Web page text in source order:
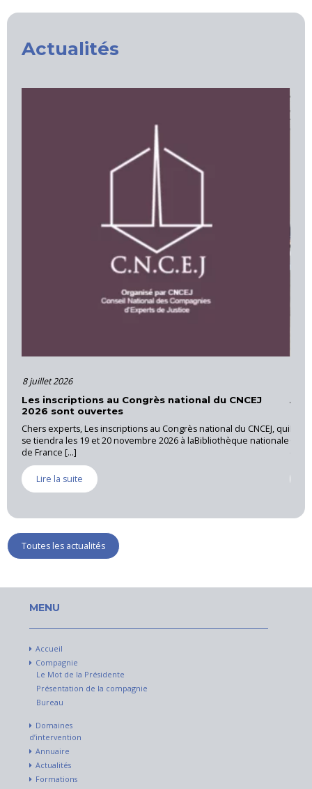
Actualités
du CNCEJ
national du CNCEJ, qui
laBibliothèque nationale
Actions et formations – Cour d’Appel
Provence
La CNEJI a organisé le 28 mai 2026, une réunion
Cannet des Maures, sous la coordination de Luc
Toutes les actualités
MENU
Accueil
Compagnie
Le Mot de la Présidente
Présentation de la compagnie
Bureau
Domaines
d’intervention
Annuaire
Actualités
Formations